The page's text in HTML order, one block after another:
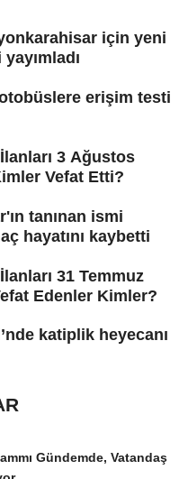
için yeni
erişim testi
3 Ağustos
Vefat Etti?
tanınan ismi
hayatını kaybetti
31 Temmuz
Edenler Kimler?
katiplik heyecanı
Gündemde, Vatandaş